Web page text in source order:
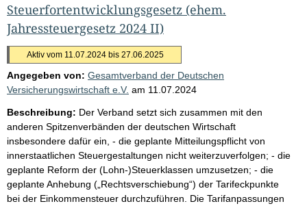
Steuerfortentwicklungsgesetz (ehem.
Jahressteuergesetz 2024 II)
Aktiv vom 11.07.2024 bis 27.06.2025
Angegeben von: Gesamtverband der Deutschen
Versicherungswirtschaft e.V. am 11.07.2024
Beschreibung: Der Verband setzt sich zusammen mit den
anderen Spitzenverbänden der deutschen Wirtschaft
insbesondere dafür ein, - die geplante Mitteilungspflicht von
innerstaatlichen Steuergestaltungen nicht weiterzuverfolgen; - die
geplante Reform der (Lohn-)Steuerklassen umzusetzen; - die
geplante Anhebung („Rechtsverschiebung“) der Tarifeckpunkte
bei der Einkommensteuer durchzuführen. Die Tarifanpassungen